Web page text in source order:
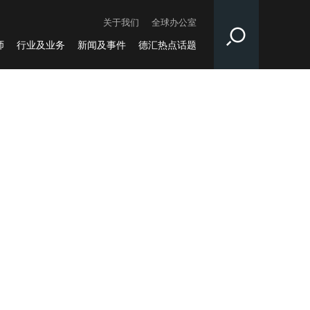
关于我们 全球办公室
行业及业务 新闻及事件 德汇热点话题